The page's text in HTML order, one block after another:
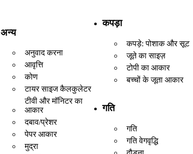
अन्य
अनुवाद करना
आवृत्ति
कोण
टायर साइज कैलकुलेटर
टीवी और मॉनिटर का
आकार
दबाव/प्रेशर
पेपर आकार
मुद्रा
कपड़ा
कपड़े: पोशाक और सूट
जूते का साइज़
टोपी का आकार
बच्चों के जूता आकार
गति
गति
गति वेगवृद्धि